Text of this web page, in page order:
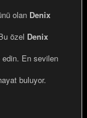
olan Denix
özel Denix
edin. En sevilen
buluyor.